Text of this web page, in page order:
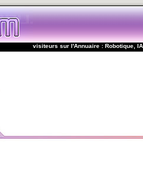
visiteurs sur l'Annuaire : Robotique, IA